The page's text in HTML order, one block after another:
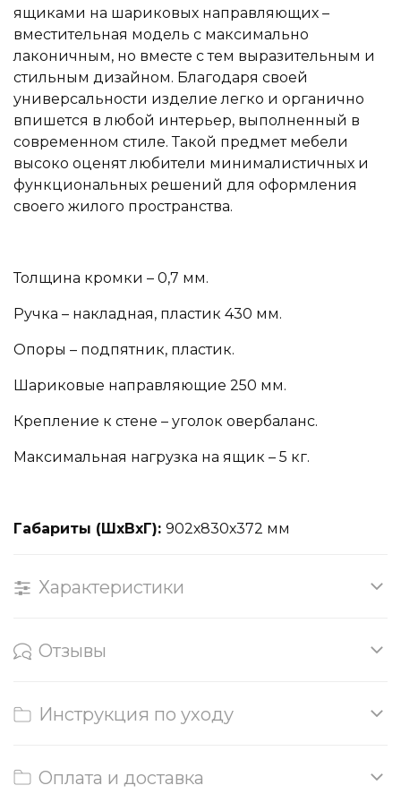
ящиками на шариковых направляющих –
вместительная модель с максимально
лаконичным, но вместе с тем выразительным и
стильным дизайном. Благодаря своей
универсальности изделие легко и органично
впишется в любой интерьер, выполненный в
современном стиле. Такой предмет мебели
высоко оценят любители минималистичных и
функциональных решений для оформления
своего жилого пространства.
Толщина кромки – 0,7 мм.
Ручка – накладная, пластик 430 мм.
Опоры – подпятник, пластик.
Шариковые направляющие 250 мм.
Крепление к стене – уголок овербаланс.
Максимальная нагрузка на ящик – 5 кг.
Габариты (ШхВхГ): 902х830х372 мм
Характеристики
Отзывы
Инструкция по уходу
Оплата и доставка